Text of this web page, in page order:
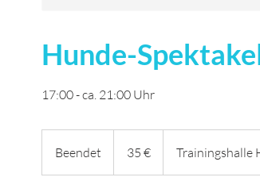
Hunde-
17:00 - ca. 21:00 Uhr
Beendet
e
35 € Trainingshalle